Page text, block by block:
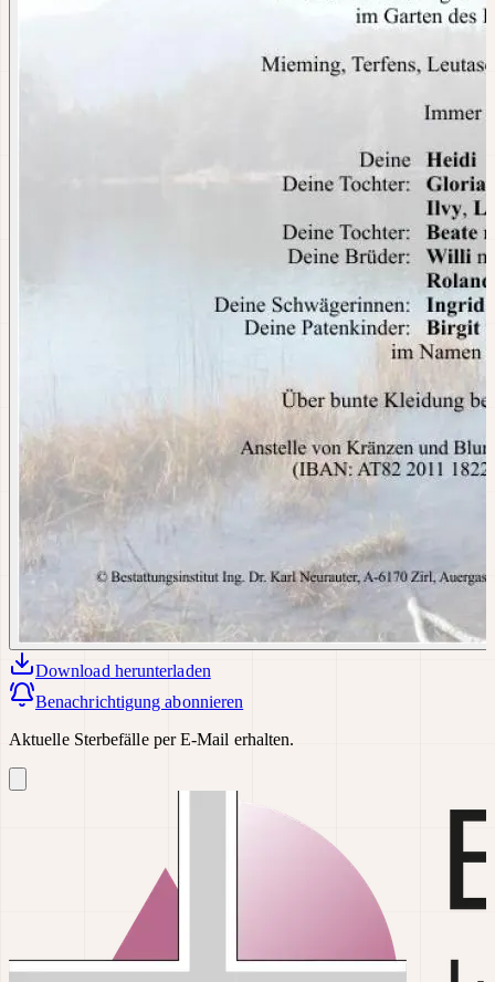
Download herunterladen
Benachrichtigung abonnieren
Aktuelle Sterbefälle per E-Mail erhalten.